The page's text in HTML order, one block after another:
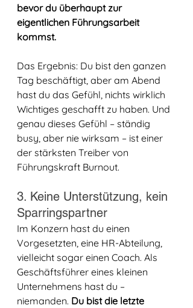
bevor du überhaupt zur
eigentlichen Führungsarbeit
kommst.
Das Ergebnis: Du bist den ganzen
Tag beschäftigt, aber am Abend
hast du das Gefühl, nichts wirklich
Wichtiges geschafft zu haben. Und
genau dieses Gefühl – ständig
busy, aber nie wirksam – ist einer
der stärksten Treiber von
Führungskraft Burnout.
3. Keine Unterstützung, kein
Sparringspartner
Im Konzern hast du einen
Vorgesetzten, eine HR-Abteilung,
vielleicht sogar einen Coach. Als
Geschäftsführer eines kleinen
Unternehmens hast du –
niemanden. Du bist die letzte